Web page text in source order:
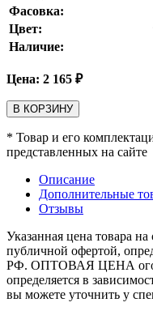
Фасовка:
Цвет:
Наличие:
Цена: 2 165 ₽
В КОРЗИНУ
* Товар и его
представленных на сайте
Описание
Дополнительные
Отзывы
Указанная цена товара
публичной офертой,
РФ. ОПТОВАЯ ЦЕНА
определяется в
вы можете уточнить у